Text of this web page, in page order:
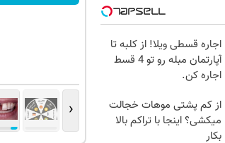
اجاره‌ قسطی ویلا! از کلبه تا
آپارتمان مبله رو تو 4 قسط
اجاره کن.
از کم پشتی موهات خجالت
میکشی؟ اینجا با تراکم بالا
بکار
‹